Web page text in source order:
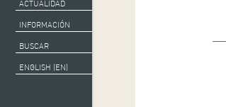
ACTUALIDAD
INFORMACIÓN
BUSCAR
ENGLISH (EN)